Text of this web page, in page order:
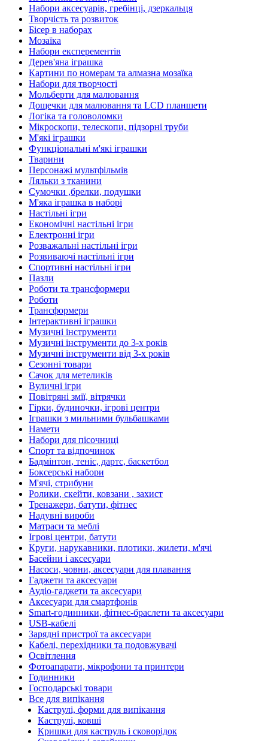
Набори аксесуарів, гребінці, дзеркальця
Творчість та розвиток
Бісер в наборах
Мозаїка
Набори експерементів
Дерев'яна іграшка
Картини по номерам та алмазна мозаїка
Набори для творчості
Мольберти для малювання
Дощечки для малювання та LCD планшети
Логіка та головоломки
Мікроскопи, телескопи, підзорні труби
М'які іграшки
Функціональні м'які іграшки
Тварини
Персонажі мультфільмів
Ляльки з тканини
Сумочки ,брелки, подушки
М'яка іграшка в наборі
Настільні ігри
Економічні настільні ігри
Електронні ігри
Розважальні настільні ігри
Розвиваючі настільні ігри
Спортивні настільні ігри
Пазли
Роботи та трансформери
Роботи
Трансформери
Інтерактивні іграшки
Музичні інструменти
Музичні інструменти до 3-х років
Музичні інструменти від 3-х років
Сезонні товари
Сачок для метеликів
Вуличні ігри
Повітряні змії, вітрячки
Гірки, будиночки, ігрові центри
Іграшки з мильними бульбашками
Намети
Набори для пісочниці
Спорт та відпочинок
Бадмінтон, теніс, дартс, баскетбол
Боксерські набори
М'ячі, стрибуни
Ролики, скейти, ковзани , захист
Тренажери, батути, фітнес
Надувні вироби
Матраси та меблі
Ігрові центри, батути
Круги, нарукавники, плотики, жилети, м'ячі
Басейни і аксесуари
Насоси, човни, аксесуари для плавання
Гаджети та аксесуари
Аудіо-гаджети та аксесуари
Аксесуари для смартфонів
Smart-годинники, фітнес-браслети та аксесуари
USB-кабелі
Зарядні пристрої та аксесуари
Кабелі, перехідники та подовжувачі
Освітлення
Фотоапарати, мікрофони та принтери
Годинники
Господарські товари
Все для випікання
Каструлі, форми для випікання
Каструлі, ковші
Кришки для каструль і сковорідок